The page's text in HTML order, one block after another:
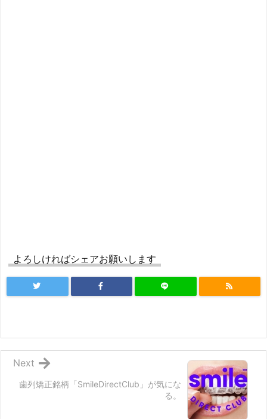
よろしければシェアお願いします
歯列矯正銘柄「SmileDirectClub」が気にな
る。
Next